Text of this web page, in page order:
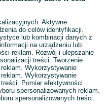
Aktywne
do celów identyfikacji.
lub kombinacji danych z
na urządzeniu lub
reklam. Rozwój i ulepszanie
treści. Tworzenie
Wykorzystywanie
Wykorzystywanie
Pomiar efektywności
spersonalizowanych reklam.
spersonalizowanych treści.